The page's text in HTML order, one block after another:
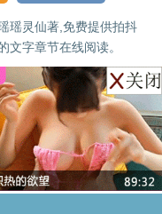
瑶灵仙著,免费提供拍抖
文字章节在线阅读。